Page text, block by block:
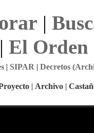
|
El Orden
| SIPAR | Decretos
| Archivo |